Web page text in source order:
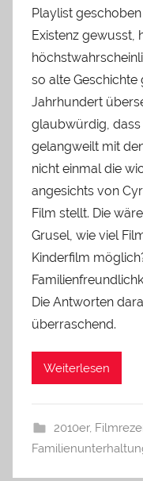
Playlist
Existenz gewusst,
so alte Geschichte
Jahrhundert
glaubwürdig, dass
gelangweilt mit
nicht einmal die
angesichts von
Film stellt. Die
Grusel, wie viel
Kinderfilm
Die Antworten
überraschend.
Weiterlesen
2010er,